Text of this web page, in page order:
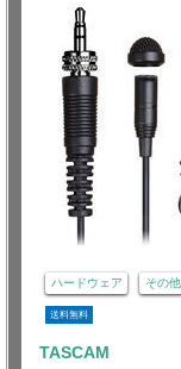
ハードウェア その
送料無料
TASCAM